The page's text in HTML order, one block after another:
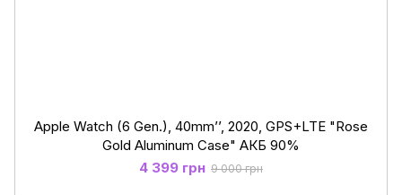
Apple Watch (6 Gen.), 40mm’’, 2020, GPS+LTE "Rose
Gold Aluminum Case" АКБ 90%
4 399 грн 9 000 грн